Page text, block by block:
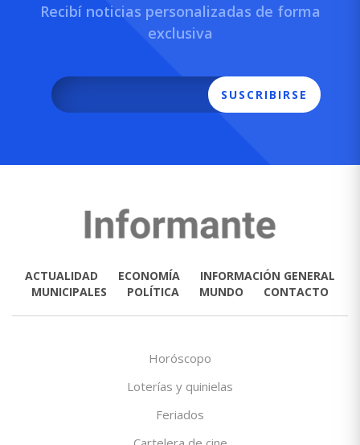
Recibí noticias personalizadas de forma
exclusiva
SUSCRIBIRSE
ACTUALIDAD ECONOMÍA
INFORMACIÓN GENERAL
MUNICIPALES
POLÍTICA MUNDO CONTACTO
Horóscopo
Loterías y quinielas
Feriados